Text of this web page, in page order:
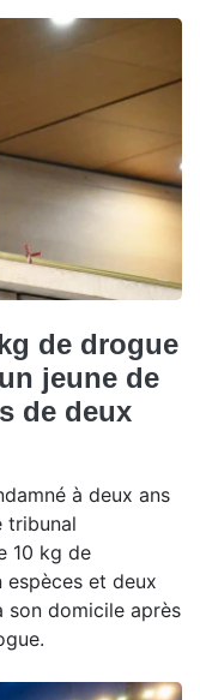
de drogue
jeune de
de deux
à deux ans
tribunal
10 kg de
et deux
son domicile après